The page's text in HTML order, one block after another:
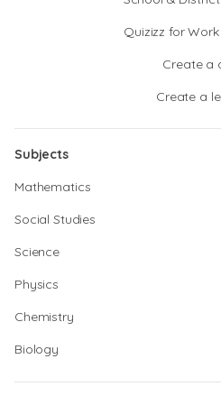
Quizizz for Work
Create a
Create a
Subjects
Mathematics
Social Studies
Science
Physics
Chemistry
Biology